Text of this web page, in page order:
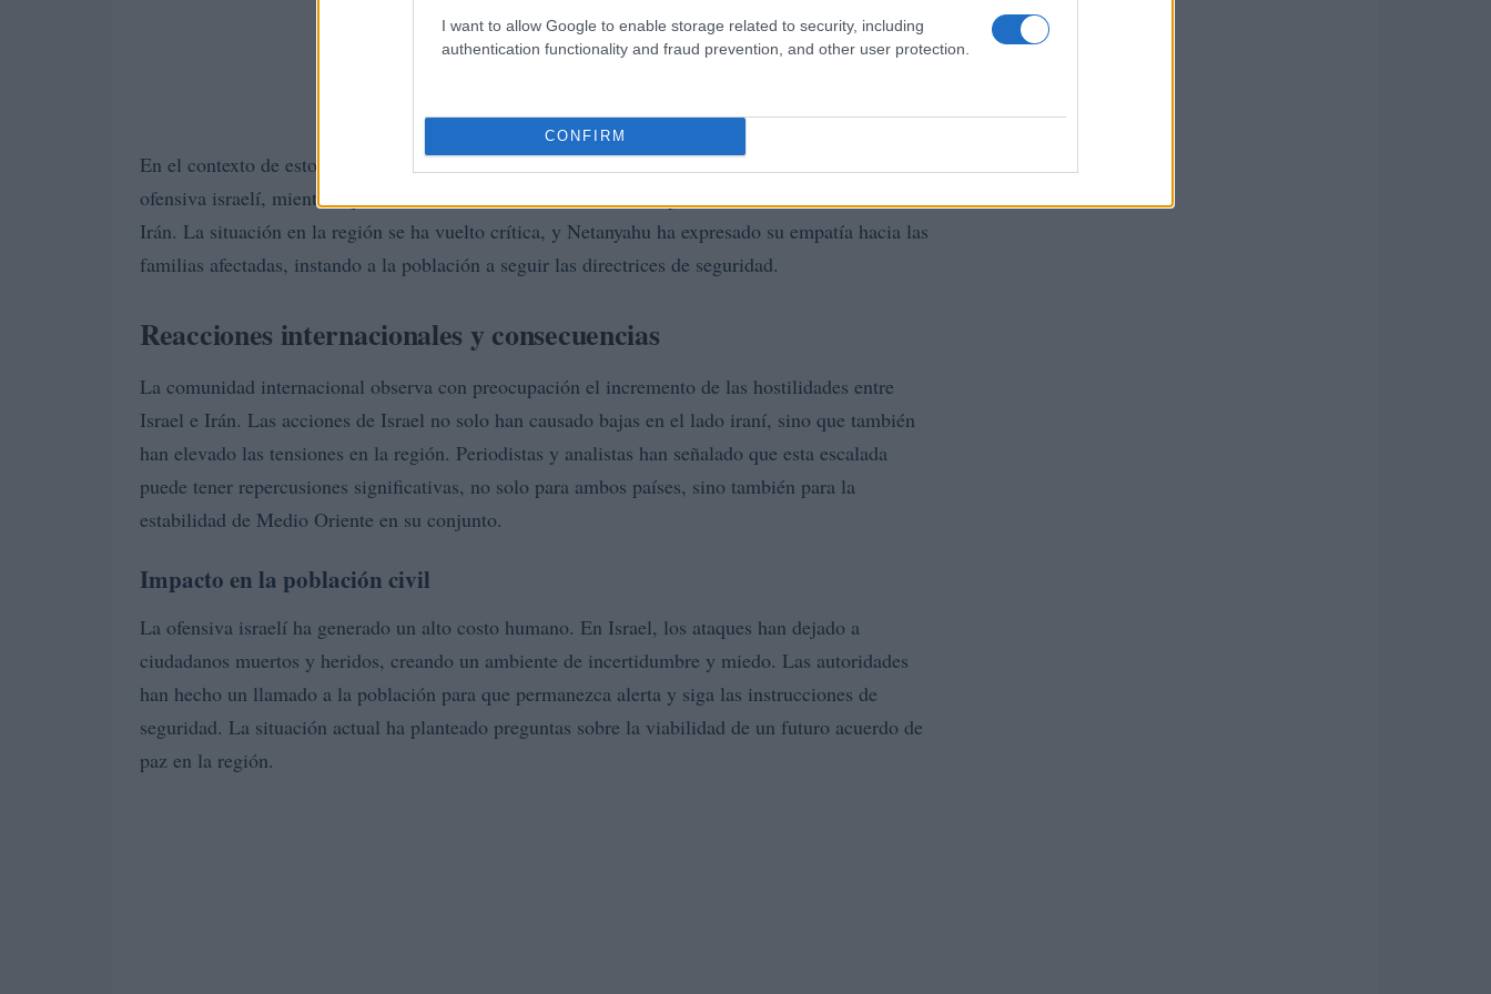
I want to allow Google to enable storage related to security, including
authentication functionality and fraud prevention, and other user protection.
CONFIRM
En el contexto de estos ataques, se han reportado un total de 78 muertes y 320 heridos debido a la
ofensiva israelí, mientras que en Israel han caído tres ciudadanos por los misiles lanzados desde
Irán. La situación en la región se ha vuelto crítica, y Netanyahu ha expresado su empatía hacia las
familias afectadas, instando a la población a seguir las directrices de seguridad.
Reacciones internacionales y consecuencias
La comunidad internacional observa con preocupación el incremento de las hostilidades entre
Israel e Irán. Las acciones de Israel no solo han causado bajas en el lado iraní, sino que también
han elevado las tensiones en la región. Periodistas y analistas han señalado que esta escalada
puede tener repercusiones significativas, no solo para ambos países, sino también para la
estabilidad de Medio Oriente en su conjunto.
Impacto en la población civil
La ofensiva israelí ha generado un alto costo humano. En Israel, los ataques han dejado a
ciudadanos muertos y heridos, creando un ambiente de incertidumbre y miedo. Las autoridades
han hecho un llamado a la población para que permanezca alerta y siga las instrucciones de
seguridad. La situación actual ha planteado preguntas sobre la viabilidad de un futuro acuerdo de
paz en la región.